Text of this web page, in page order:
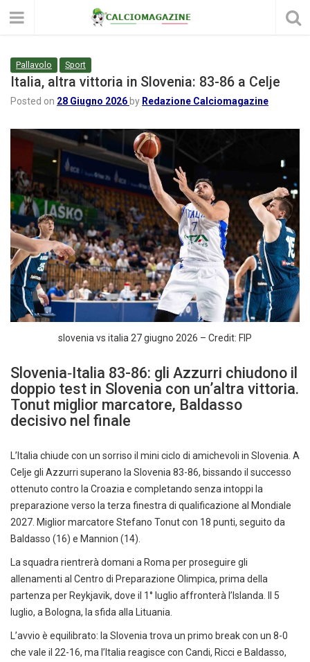
Pallavolo Sport
Italia, altra vittoria in Slovenia: 83-86 a Celje
Posted on 28 Giugno 2026 by Redazione Calciomagazine
slovenia vs italia 27 giugno 2026 – Credit: FIP
Slovenia‑Italia 83-86: gli Azzurri chiudono il
doppio test in Slovenia con un’altra vittoria.
Tonut miglior marcatore, Baldasso
decisivo nel finale
L’Italia chiude con un sorriso il mini ciclo di amichevoli in Slovenia. A
Celje gli Azzurri superano la Slovenia 83-86, bissando il successo
ottenuto contro la Croazia e completando senza intoppi la
preparazione verso la terza finestra di qualificazione al Mondiale
2027. Miglior marcatore Stefano Tonut con 18 punti, seguito da
Baldasso (16) e Mannion (14).
La squadra rientrerà domani a Roma per proseguire gli
allenamenti al Centro di Preparazione Olimpica, prima della
partenza per Reykjavik, dove il 1° luglio affronterà l’Islanda. Il 5
luglio, a Bologna, la sfida alla Lituania.
L’avvio è equilibrato: la Slovenia trova un primo break con un 8-0
che vale il 22-16, ma l’Italia reagisce con Candi, Ricci e Baldasso,